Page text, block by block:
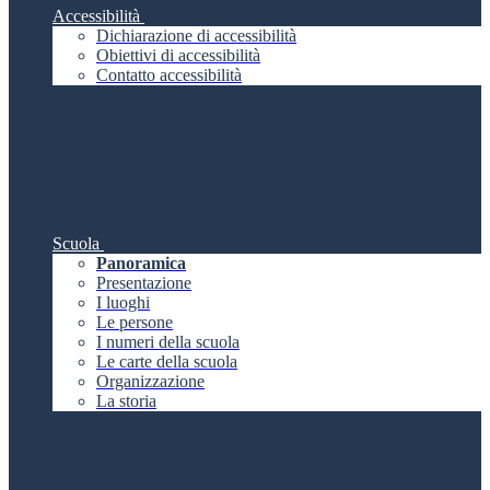
Accessibilità
Dichiarazione di accessibilità
Obiettivi di accessibilità
Contatto accessibilità
Scuola
Panoramica
Presentazione
I luoghi
Le persone
I numeri della scuola
Le carte della scuola
Organizzazione
La storia